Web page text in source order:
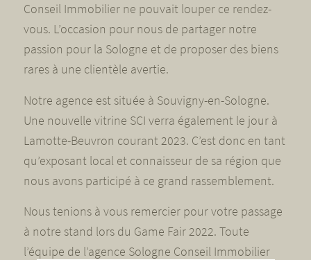
Conseil Immobilier ne pouvait louper ce rendez-
vous. L’occasion pour nous de partager notre
passion pour la Sologne et de proposer des biens
rares à une clientèle avertie.
Notre agence est située à Souvigny-en-Sologne.
Une nouvelle vitrine SCI verra également le jour à
Lamotte-Beuvron courant 2023. C’est donc en tant
qu’exposant local et connaisseur de sa région que
nous avons participé à ce grand rassemblement.
Nous tenions à vous remercier pour votre passage
à notre stand lors du Game Fair 2022. Toute
l’équipe de l’agence Sologne Conseil Immobilier